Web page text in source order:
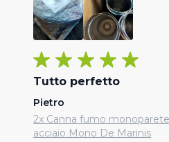
Tutto perfetto
Pietro
2x Canna fumo
acciaio Mono De Marinis